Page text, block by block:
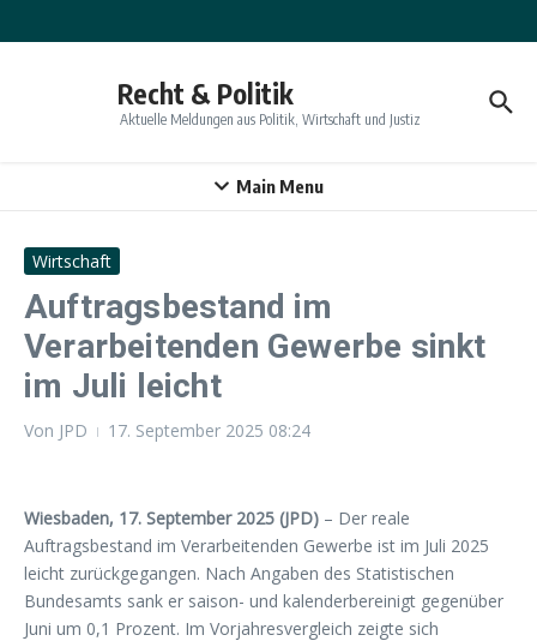
Recht & Politik
Aktuelle Meldungen aus Politik, Wirtschaft und Justiz
Main Menu
Wirtschaft
Auftragsbestand im
Verarbeitenden Gewerbe sinkt
im Juli leicht
Von JPD 17. September 2025 08:24
Wiesbaden, 17. September 2025 (JPD) – Der reale
Auftragsbestand im Verarbeitenden Gewerbe ist im Juli 2025
leicht zurückgegangen. Nach Angaben des Statistischen
Bundesamts sank er saison- und kalenderbereinigt gegenüber
Juni um 0,1 Prozent. Im Vorjahresvergleich zeigte sich